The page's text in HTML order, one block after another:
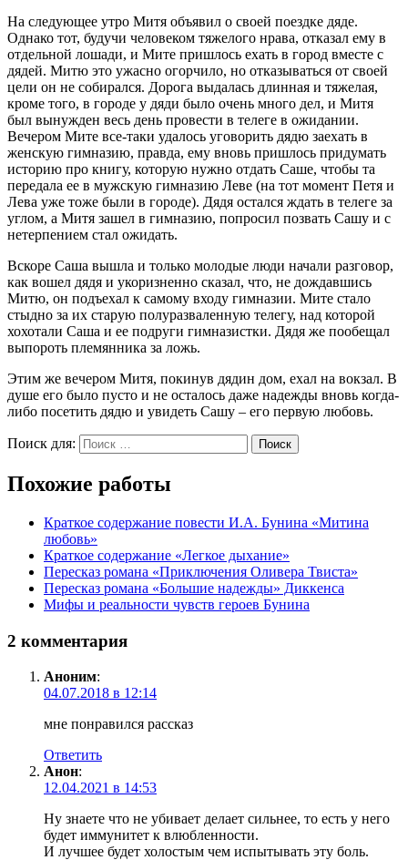
На следующее утро Митя объявил о своей поездке дяде.
Однако тот, будучи человеком тяжелого нрава, отказал ему в
отдельной лошади, и Мите пришлось ехать в город вместе с
дядей. Митю это ужасно огорчило, но отказываться от своей
цели он не собирался. Дорога выдалась длинная и тяжелая,
кроме того, в городе у дяди было очень много дел, и Митя
был вынужден весь день провести в телеге в ожидании.
Вечером Мите все-таки удалось уговорить дядю заехать в
женскую гимназию, правда, ему вновь пришлось придумать
историю про книгу, которую нужно отдать Саше, чтобы та
передала ее в мужскую гимназию Леве (на тот момент Петя и
Лева уже тоже были в городе). Дядя остался ждать в телеге за
углом, а Митя зашел в гимназию, попросил позвать Сашу и с
нетерпением стал ожидать.
Вскоре Саша вышла и только молодые люди начали разговор,
как вошел дядя и укоризненно сказал, что, не дождавшись
Митю, он подъехал к самому входу гимназии. Мите стало
стыдно за их старую полуразваленную телегу, над которой
хохотали Саша и ее подруги гимназистки. Дядя же пообещал
выпороть племянника за ложь.
Этим же вечером Митя, покинув дядин дом, ехал на вокзал. В
душе его было пусто и не осталось даже надежды вновь когда-
либо посетить дядю и увидеть Сашу – его первую любовь.
Поиск для: Поиск
Похожие работы
Краткое содержание повести И.А. Бунина «Митина
любовь»
Краткое содержание «Легкое дыхание»
Пересказ романа «Приключения Оливера Твиста»
Пересказ романа «Большие надежды» Диккенса
Мифы и реальности чувств героев Бунина
2 комментария
Аноним:
04.07.2018 в 12:14
мне понравился рассказ
Ответить
Анон:
12.04.2021 в 14:53
Ну знаете что не убивает делает сильнее, то есть у него
будет иммунитет к влюбленности.
И лучшее будет холостым чем испытывать эту боль.